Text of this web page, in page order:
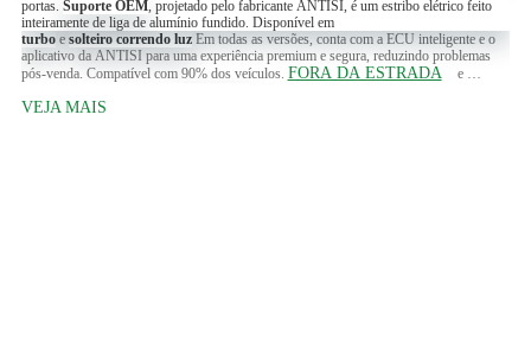
portas. Suporte OEM, projetado pelo fabricante ANTISI, é um estribo elétrico feito
inteiramente de liga de alumínio fundido. Disponível em
turboe solteiro correndo luzEm todas as versões, conta com a ECU inteligente e o
aplicativo da ANTISI para uma experiência premium e segura, reduzindo problemas
pós-venda. Compatível com 90% dos veículos. FORA DA ESTRADA e
VEJA MAIS